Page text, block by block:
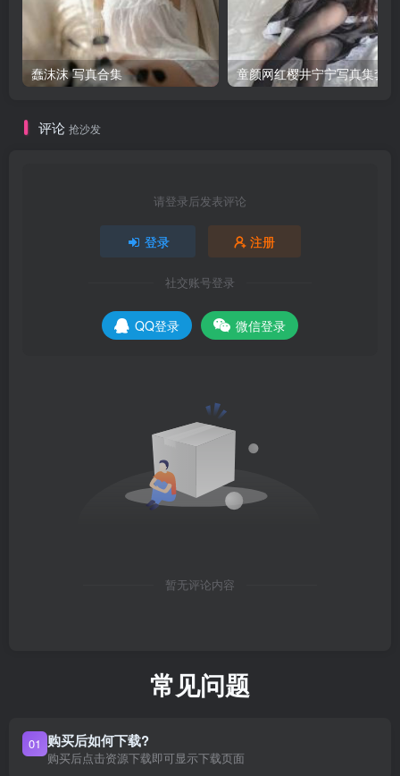
蠢沫沫 写真合集 童颜网红樱井宁宁写真集套图
评论 抢沙发
请登录后发表评论
登录 注册
社交账号登录
QQ登录 微信登录
暂无评论内容
常见问题
01 购买后如何下载?
购买后点击资源下载即可显示下载页面